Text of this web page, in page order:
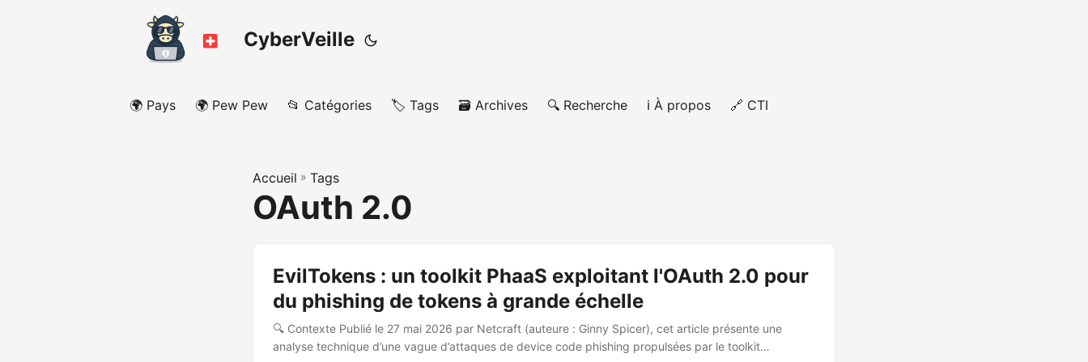
CyberVeille
🌍 Pays 🌍 Pew Pew 📂 Catégories 🏷️ Tags 🗃️ Archives 🔍 Recherche ℹ️ À propos 🔗 CTI
Accueil » Tags
OAuth 2.0
EvilTokens : un toolkit PhaaS exploitant l'OAuth 2.0 pour
du phishing de tokens à grande échelle
🔍 Contexte Publié le 27 mai 2026 par Netcraft (auteure : Ginny Spicer), cet article présente une
analyse technique d’une vague d’attaques de device code phishing propulsées par le toolkit